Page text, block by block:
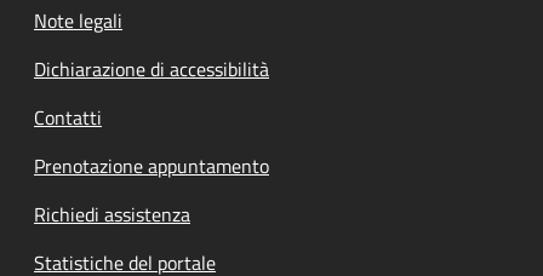
Note legali
Dichiarazione di accessibilità
Contatti
Prenotazione appuntamento
Richiedi assistenza
Statistiche del portale